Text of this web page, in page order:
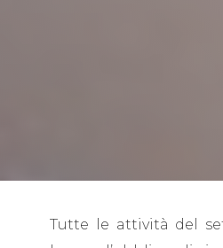
Tutte le attività del